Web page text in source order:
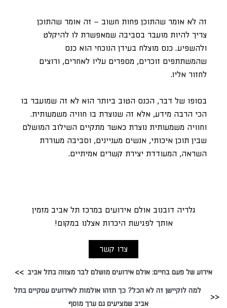
זה לא אומר שהתוכן פחות חשוב – זה אומר שהתוכן
צריך להיות מועבר בסביבה שמאפשרת לו להיקלט
ולהשפיע. כנס מוצלח בעידן הנוכחי הוא כנס
שהמשתתפים זוכרים, מספרים עליו לאחרים, ורוצים
לחזור אליו.
בסופו של דבר, הכנס הטוב ביותר הוא לא זה שמועבר בו
הכי הרבה מידע, אלא זה שנוצרת בו חוויה משמעותית.
וחוויה משמעותית נוצרת כאשר מתקיים השילוב המושלם
שבין תוכן איכותי, אנשים מעניינים, וסביבה מעוררת
השראה, המעודדת יצירת קשרים אמיתיים.
גלריה דובנוב אולם אירועים במרכז תל אביב מזמין
אותך לפגישת היכרות אצלנו במקום!
צרו קשר
אירוע של פעם בחיים: אולם אירועים מושלם לבר מצווה בתל אביב
למה לוקיישן זה לא הכל? כך תזהו אולמות לאירועים עסקיים בתל
אביב שמציעים גם ערך מוסף